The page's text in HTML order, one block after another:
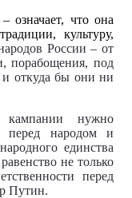
означает, что она
культуру,
России – от
порабощения, под
откуда бы они ни
кампании нужно
перед народом и
единства
не только
перед
Путин.